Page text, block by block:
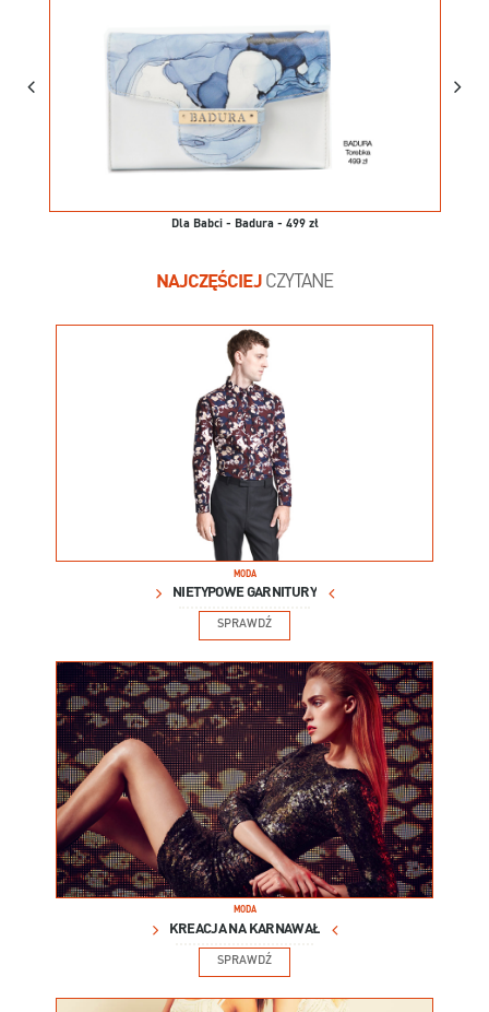
Dla Babci - Badura - 499 zł
NAJCZĘŚCIEJCZYTANE
MODA
NIETYPOWE GARNITURY
SPRAWDŹ
MODA
KREACJA NA KARNAWAŁ
SPRAWDŹ